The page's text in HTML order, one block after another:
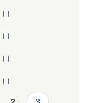
।।
।।
।।
।।